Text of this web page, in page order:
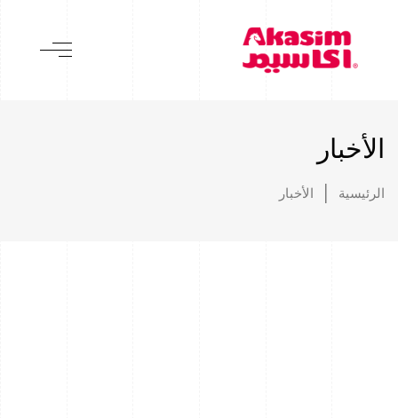
الأخبار
الرئيسية الأخبار